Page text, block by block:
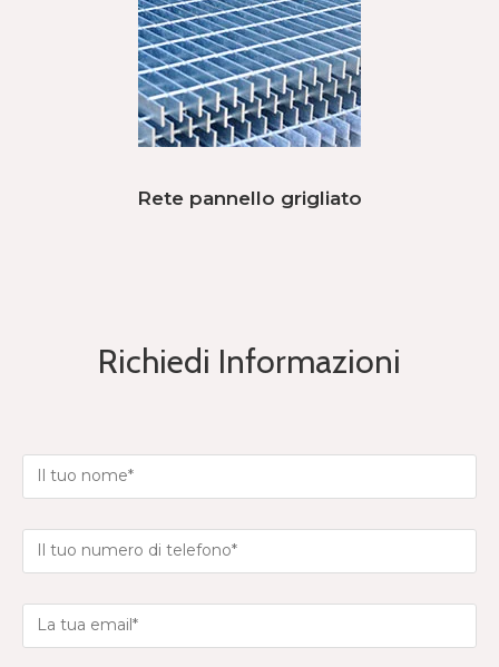
Rete pannello grigliato
Richiedi Informazioni